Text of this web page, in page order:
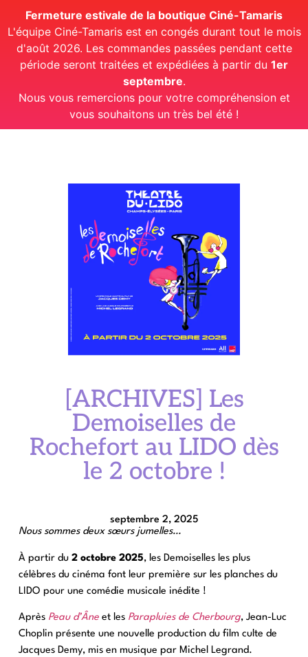
Fermeture estivale de la boutique Ciné-Tamaris
L'équipe Ciné-Tamaris est en congés durant tout le mois
d'août 2026. Les commandes passées pendant cette
période seront traitées et expédiées à partir du 1er
septembre.
Nous vous remercions pour votre compréhension et
vous souhaitons un très bel été !
[ARCHIVES] Les
Demoiselles de
Rochefort au LIDO dès
le 2 octobre !
septembre 2, 2025
Nous sommes deux sœurs jumelles…
À partir du 2 octobre 2025, les Demoiselles les plus
célèbres du cinéma font leur première sur les planches du
LIDO pour une comédie musicale inédite !
Après Peau d’Âneet les Parapluies de Cherbourg, Jean-Luc
Choplin présente une nouvelle production du film culte de
Jacques Demy, mis en musique par Michel Legrand.